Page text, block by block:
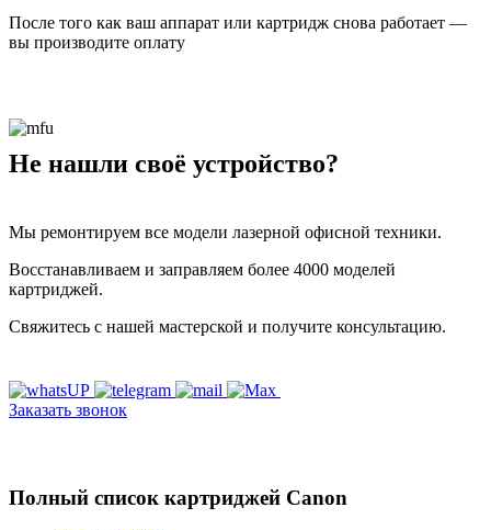
После того как ваш аппарат или картридж снова работает —
вы производите оплату
Не нашли своё устройство?
Мы ремонтируем все модели лазерной офисной техники.
Восстанавливаем и заправляем более 4000 моделей
картриджей.
Свяжитесь с нашей мастерской и получите консультацию.
Заказать звонок
Полный список картриджей Canon